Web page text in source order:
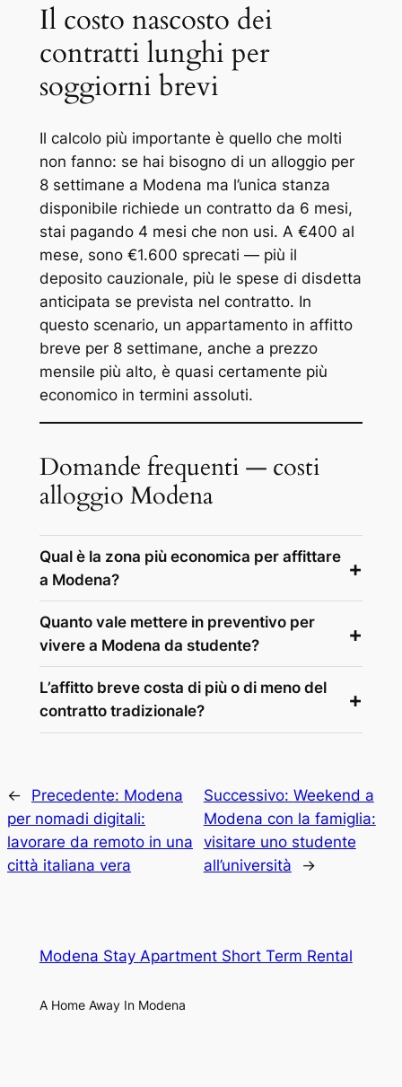
Il costo nascosto dei
contratti lunghi per
soggiorni brevi
Il calcolo più importante è quello che molti
non fanno: se hai bisogno di un alloggio per
8 settimane a Modena ma l’unica stanza
disponibile richiede un contratto da 6 mesi,
stai pagando 4 mesi che non usi. A €400 al
mese, sono €1.600 sprecati — più il
deposito cauzionale, più le spese di disdetta
anticipata se prevista nel contratto. In
questo scenario, un appartamento in affitto
breve per 8 settimane, anche a prezzo
mensile più alto, è quasi certamente più
economico in termini assoluti.
Domande frequenti — costi
alloggio Modena
Qual è la zona più economica per affittare
a Modena?
Quanto vale mettere in preventivo per
vivere a Modena da studente?
L’affitto breve costa di più o di meno del
contratto tradizionale?
← Precedente: Modena
per nomadi digitali:
lavorare da remoto in una
città italiana vera
Successivo: Weekend a
Modena con la famiglia:
visitare uno studente
all’università
→
Modena Stay Apartment Short Term Rental
A Home Away In Modena